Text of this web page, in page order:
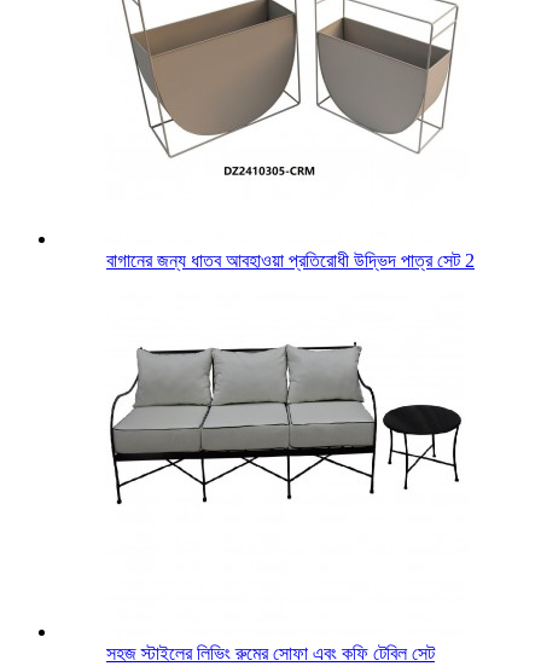
বাগানের জন্য ধাতব আবহাওয়া প্রতিরোধী উদ্ভিদ পাত্র সেট 2
সহজ স্টাইলের লিভিং রুমের সোফা এবং কফি টেবিল সেট